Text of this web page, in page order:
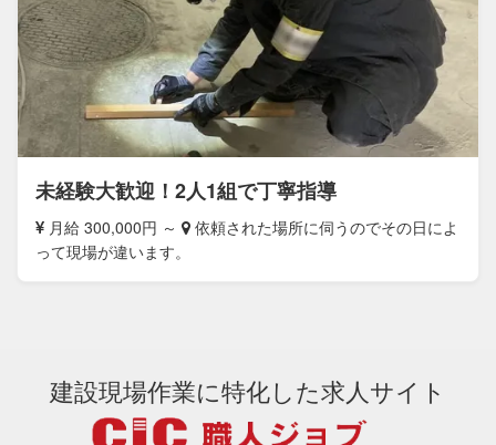
未経験大歓迎！2人1組で丁寧指導
月給 300,000円 ～
依頼された場所に伺うのでその日によ
って現場が違います。
建設現場作業に特化した求人サイト